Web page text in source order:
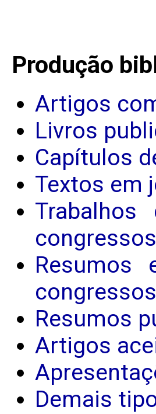
Produção
Artigos
Livros
Capítulos
Textos em
congressos
Resumos
congressos
Resumos
Artigos
Demais